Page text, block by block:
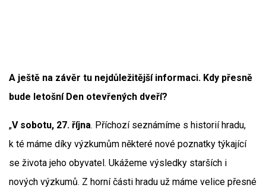
A ještě na závěr tu nejdůležitější informaci. Kdy přesně
bude letošní Den otevřených dveří?
„V sobotu, 27. října. Příchozí seznámíme s historií hradu,
k té máme díky výzkumům některé nové poznatky týkající
se života jeho obyvatel. Ukážeme výsledky starších i
nových výzkumů. Z horní části hradu už máme velice přesné